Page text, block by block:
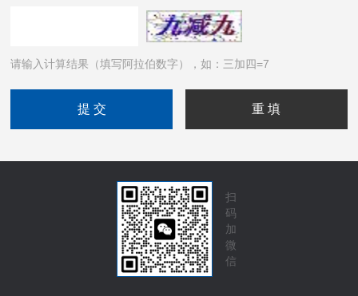
请输入计算结果（填写阿拉伯数字），如：三加四=7
扫
码
加
微
信